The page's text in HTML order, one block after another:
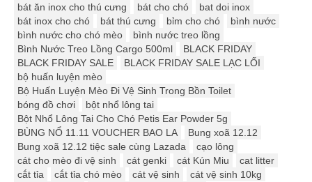
bát ăn inox cho thú cưng
bát cho chó
bat doi inox
bát inox cho chó
bát thú cưng bỉm cho chó
bình nước
bình nước cho chó mèo
bình nước treo lồng
Bình Nước Treo Lồng Cargo 500ml
BLACK FRIDAY
BLACK FRIDAY SALE
BLACK FRIDAY SALE LẠC LỐI
bộ huấn luyện mèo
Bộ Huấn Luyện Mèo Đi Vệ Sinh Trong Bồn Toilet
bóng đồ chơi
bột nhổ lông tai
Bột Nhổ Lông Tai Cho Chó Petis Ear Powder 5g
BÙNG NỔ 11.11 VOUCHER BAO LA
Bung xoã 12.12
Bung xoã 12.12 tiệc sale cùng Lazada
cạo lông
cát cho mèo đi vệ sinh
cát genki cát Kún Miu
cat litter
cắt tỉa
cắt tỉa chó mèo cát vệ sinh
cát vệ sinh 10kg